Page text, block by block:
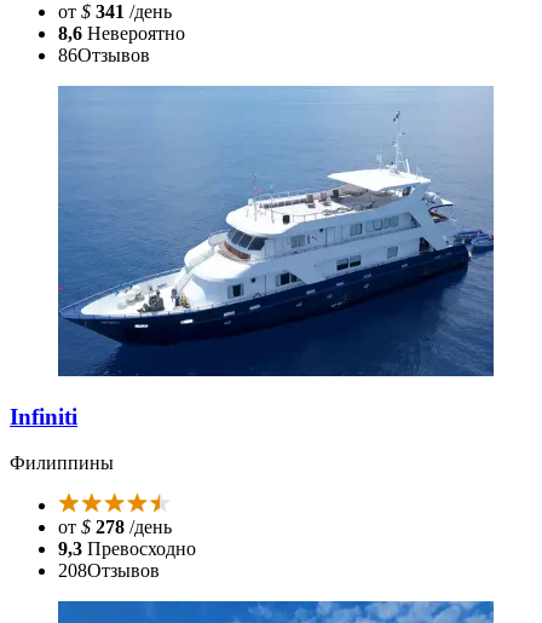
от $ 341 /день
8,6 Невероятно
86Отзывов
Infiniti
Филиппины
от $ 278 /день
9,3 Превосходно
208Отзывов